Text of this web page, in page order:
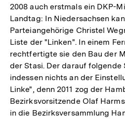
2008 auch erstmals ein DKP-
Landtag: In Niedersachsen
Parteiangehörige Christel
Liste der "Linken". In einem
rechtfertigte sie den Bau der
der Stasi. Der darauf folgende
indessen nichts an der
Linke", denn 2011 zog der
Bezirksvorsitzende Olaf
in die Bezirksversammlung